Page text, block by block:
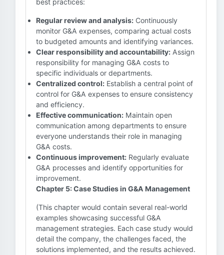
best practices:
Regular review and analysis: Continuously
monitor G&A expenses, comparing actual costs
to budgeted amounts and identifying variances.
Clear responsibility and accountability: Assign
responsibility for managing G&A costs to
specific individuals or departments.
Centralized control: Establish a central point of
control for G&A expenses to ensure consistency
and efficiency.
Effective communication: Maintain open
communication among departments to ensure
everyone understands their role in managing
G&A costs.
Continuous improvement: Regularly evaluate
G&A processes and identify opportunities for
improvement.
Chapter 5: Case Studies in G&A Management
(This chapter would contain several real-world
examples showcasing successful G&A
management strategies. Each case study would
detail the company, the challenges faced, the
solutions implemented, and the results achieved.